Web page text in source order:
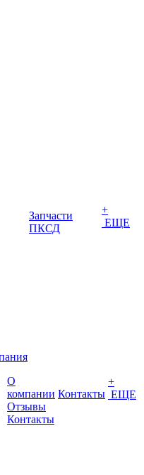
Запчасти
ПКСД
+
ЕЩЕ
О
компании
Отзывы
Контакты
Контакты
+
ЕЩЕ